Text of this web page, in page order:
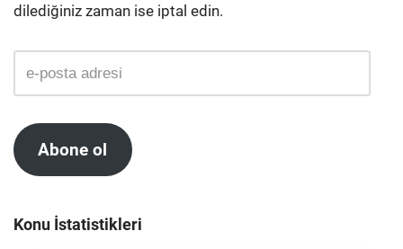
dilediğiniz zaman ise iptal edin.
Abone ol
Konu İstatistikleri